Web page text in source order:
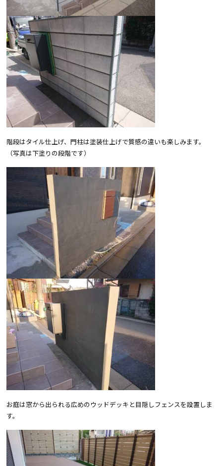
階段はタイル仕上げ、門柱は塗装仕上げで質感の違いも楽しみます。
（写真は下塗りの段階です）
お庭は窓から出られる広めのウッドデッキと目隠しフェンスを設置しま
す。